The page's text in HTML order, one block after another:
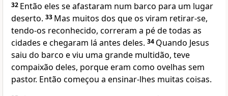
32 Então eles se afastaram num barco para um lugar
deserto. 33 Mas muitos dos que os viram retirar-se,
tendo-os reconhecido, correram a pé de todas as
cidades e chegaram lá antes deles. 34 Quando Jesus
saiu do barco e viu uma grande multidão, teve
compaixão deles, porque eram como ovelhas sem
pastor. Então começou a ensinar-lhes muitas coisas.